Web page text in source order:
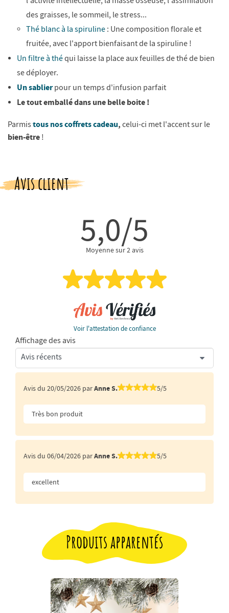
des graisses, le sommeil, le stress...
Thé blanc à la spiruline : Une composition florale et
fruitée, avec l'apport bienfaisant de la spiruline !
Un filtre à théqui laisse la place aux feuilles de thé de bien
se déployer.
Un sablierpour un temps d'infusion parfait
Le tout emballé dans une belle boite !
Parmistous nos coffrets cadeau, celui-ci met l'accent sur le
bien-être !
Avis client
5,0/5
Moyenne sur 2 avis
Voir l'attestation de confiance
Affichage des avis
Avis du 20/05/2026 parAnne S. 5/5
Très bon produit
Avis du 06/04/2026 parAnne S. 5/5
excellent
Produits apparentés